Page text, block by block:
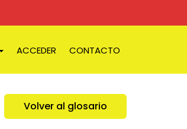
ACCEDER CONTACTO
Volver al glosario